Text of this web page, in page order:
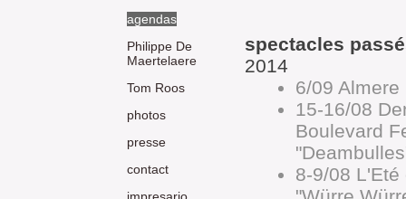
agendas
Philippe De
Maertelaere
Tom Roos
photos
presse
contact
spectacles
2014
6/09 Almere
15-16/08
Boulevard
8-9/08 L'Eté